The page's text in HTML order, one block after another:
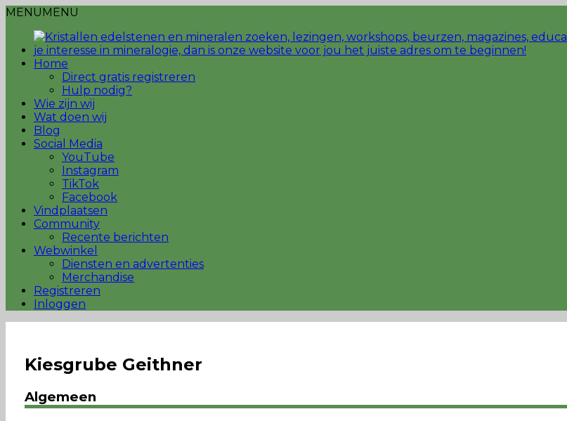
MENUMENU
Home
Direct gratis registreren
Hulp nodig?
Wie zijn wij
Wat doen wij
Blog
Social Media
YouTube
Instagram
TikTok
Facebook
Vindplaatsen
Community
Recente berichten
Webwinkel
Diensten en advertenties
Merchandise
Registreren
Inloggen
Kiesgrube Geithner
Algemeen